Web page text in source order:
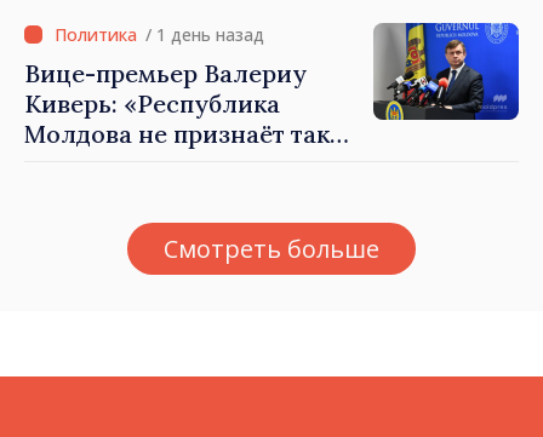
/ 1 день назад
Вице-премьер Валериу
Киверь: «Республика
Молдова не признаёт так
осуществлённые
тираспольскими властями
в восточных районах»
Смотреть больше